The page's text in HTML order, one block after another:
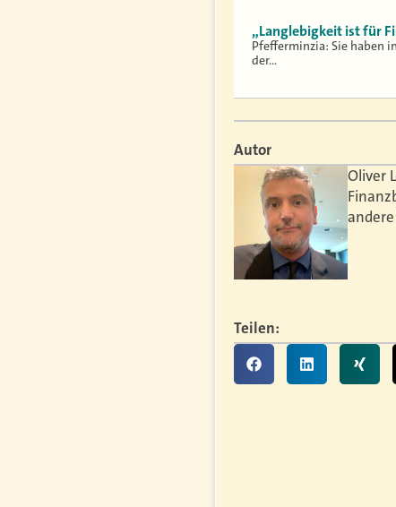
„Langlebigkeit ist für
Pfefferminzia: Sie haben
der…
Autor
Oliver
Teilen: